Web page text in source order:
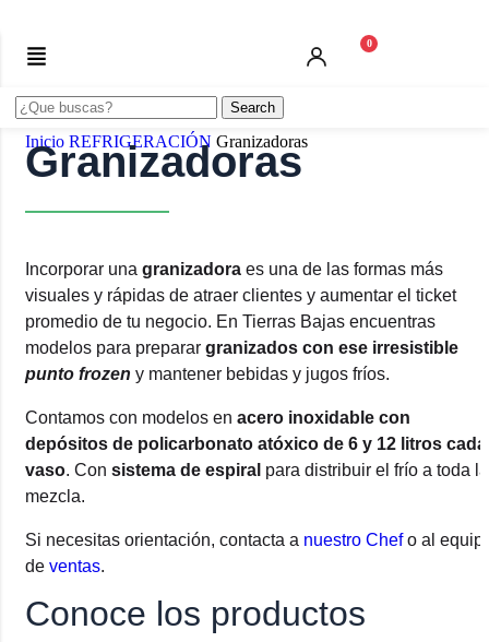
0
Search
Inicio REFRIGERACIÓN Granizadoras
Granizadoras
Incorporar una granizadora es una de las formas más
visuales y rápidas de atraer clientes y aumentar el ticket
promedio de tu negocio. En Tierras Bajas encuentras
modelos para preparar granizados con ese irresistible
punto frozen y mantener bebidas y jugos fríos.
Contamos con modelos en acero inoxidable con
depósitos de policarbonato atóxico de 6 y 12 litros cada
vaso. Con sistema de espiral para distribuir el frío a toda la
mezcla.
Si necesitas orientación, contacta a nuestro Chefo al
de ventas.
Conoce los productos